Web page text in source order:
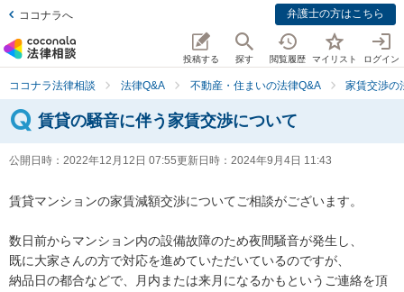
ココナラへ 弁護士の方はこちら
投稿する 探す 閲覧履歴 マイリスト ログイン
ココナラ法律相談 法律Q&A 不動産・住まいの法律Q&A 家賃交渉の
賃貸の騒音に伴う家賃交渉について
公開日時： 2022年12月12日 07:55更新日時： 2024年9月4日 11:43
賃貸マンションの家賃減額交渉についてご相談がございます。
数日前からマンション内の設備故障のため夜間騒音が発生し、
既に大家さんの方で対応を進めていただいているのですが、
納品日の都合などで、月内または来月になるかもというご連絡を頂